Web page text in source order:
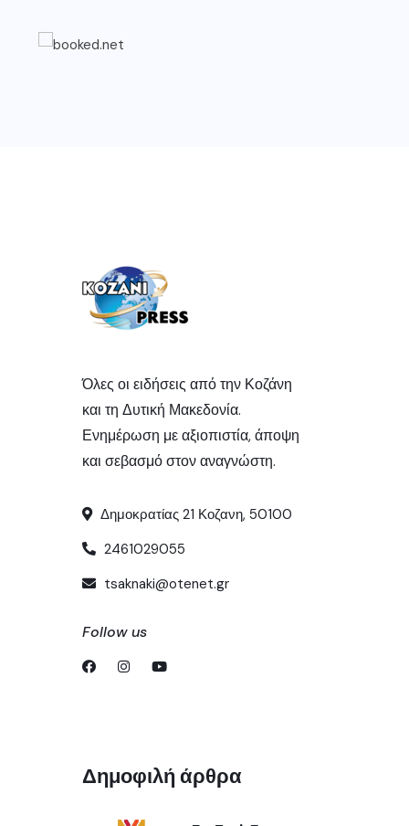
Όλες οι ειδήσεις από την Κοζάνη
και τη Δυτική Μακεδονία.
Ενημέρωση με αξιοπιστία, άποψη
και σεβασμό στον αναγνώστη.
Δημοκρατίας 21 Κοζανη, 50100
2461029055
tsaknaki@otenet.gr
Follow us
Δημοφιλή άρθρα